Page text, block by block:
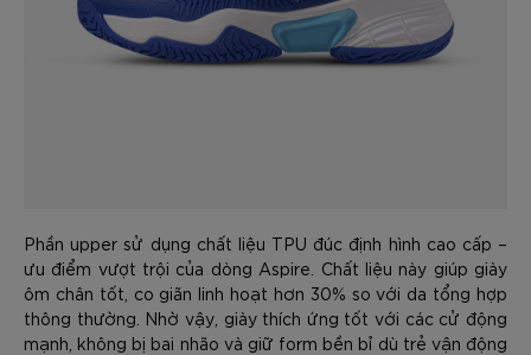
Phần upper sử dụng chất liệu TPU đúc định hình cao cấp –
ưu điểm vượt trội của dòng Aspire. Chất liệu này giúp giày
ôm chân tốt, co giãn linh hoạt hơn 30% so với da tổng hợp
thông thường. Nhờ vậy, giày thích ứng tốt với các cử động
mạnh, không bị bai nhão và giữ form bền bỉ dù trẻ vận động